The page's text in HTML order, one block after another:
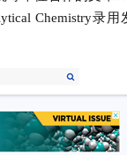
Chemistry录